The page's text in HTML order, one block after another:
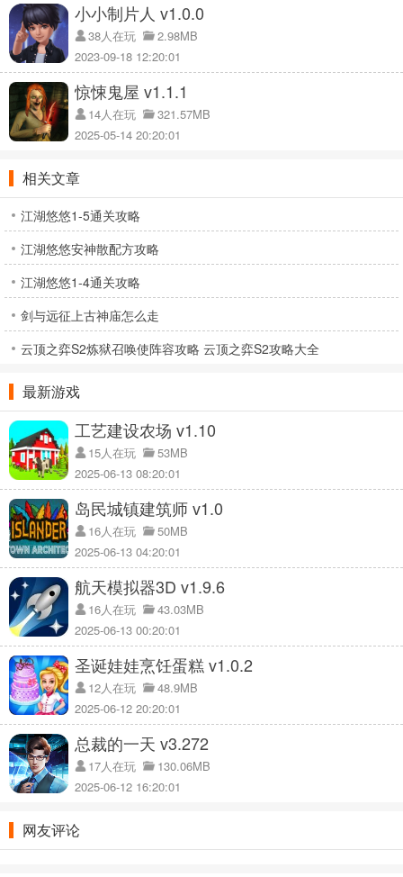
小小制片人 v1.0.0
38人在玩
2.98MB
2023-09-18 12:20:01
惊悚鬼屋 v1.1.1
14人在玩
321.57MB
2025-05-14 20:20:01
相关文章
江湖悠悠1-5通关攻略
江湖悠悠安神散配方攻略
江湖悠悠1-4通关攻略
剑与远征上古神庙怎么走
云顶之弈S2炼狱召唤使阵容攻略 云顶之弈S2攻略大全
最新游戏
工艺建设农场 v1.10
15人在玩
53MB
2025-06-13 08:20:01
岛民城镇建筑师 v1.0
16人在玩
50MB
2025-06-13 04:20:01
航天模拟器3D v1.9.6
16人在玩
43.03MB
2025-06-13 00:20:01
圣诞娃娃烹饪蛋糕 v1.0.2
12人在玩
48.9MB
2025-06-12 20:20:01
总裁的一天 v3.272
17人在玩
130.06MB
2025-06-12 16:20:01
网友评论